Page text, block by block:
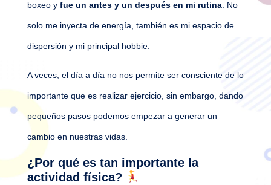
boxeo y fue un antes y un después en mi rutina. No
solo me inyecta de energía, también es mi espacio de
dispersión y mi principal hobbie.
A veces, el día a día no nos permite ser consciente de lo
importante que es realizar ejercicio, sin embargo, dando
pequeños pasos podemos empezar a generar un
cambio en nuestras vidas.
¿Por qué es tan importante la
actividad física?